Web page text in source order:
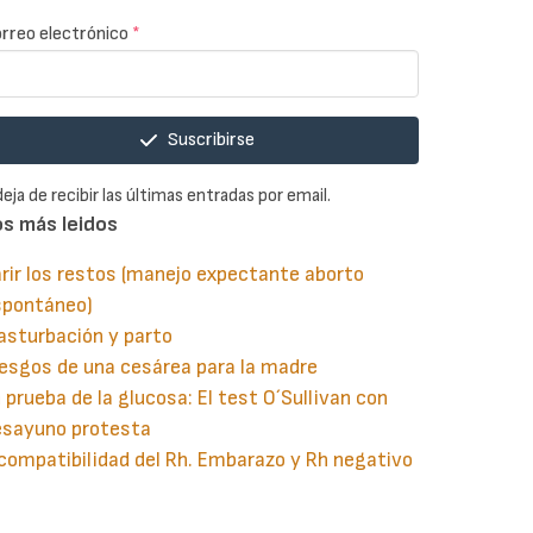
electrónico *
Suscribirse
de recibir las últimas entradas por email.
más leidos
los restos (manejo expectante aborto
y parto
de una cesárea para la madre
prueba de la glucosa: El test O´Sullivan con
protesta
del Rh. Embarazo y Rh negativo